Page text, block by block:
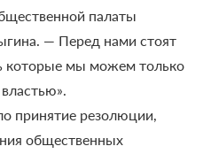
палаты
— Перед нами стоят
которые мы можем только
принятие резолюции,
общественных